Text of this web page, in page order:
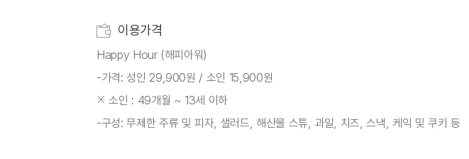
이용가격
Happy Hour (해피아워)
-가격: 성인 29,900원 / 소인 15,900원
※ 소인 : 49개월 ~ 13세 이하
-구성: 무제한 주류 및 피자, 샐러드, 해산물 스튜, 과일, 치즈, 스낵, 케익 및 쿠키 등